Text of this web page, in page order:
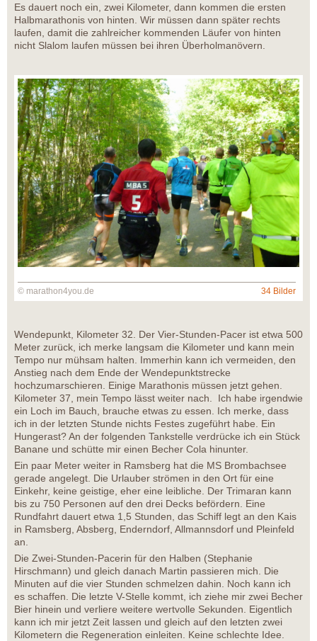
Es dauert noch ein, zwei Kilometer, dann kommen die ersten
Halbmarathonis von hinten. Wir müssen dann später rechts
laufen, damit die zahlreicher kommenden Läufer von hinten
nicht Slalom laufen müssen bei ihren Überholmanövern.
© marathon4you.de 34 Bilder
Wendepunkt, Kilometer 32. Der Vier-Stunden-Pacer ist etwa 500
Meter zurück, ich merke langsam die Kilometer und kann mein
Tempo nur mühsam halten. Immerhin kann ich vermeiden, den
Anstieg nach dem Ende der Wendepunktstrecke
hochzumarschieren. Einige Marathonis müssen jetzt gehen.
Kilometer 37, mein Tempo lässt weiter nach. Ich habe irgendwie
ein Loch im Bauch, brauche etwas zu essen. Ich merke, dass
ich in der letzten Stunde nichts Festes zugeführt habe. Ein
Hungerast? An der folgenden Tankstelle verdrücke ich ein Stück
Banane und schütte mir einen Becher Cola hinunter.
Ein paar Meter weiter in Ramsberg hat die MS Brombachsee
gerade angelegt. Die Urlauber strömen in den Ort für eine
Einkehr, keine geistige, eher eine leibliche. Der Trimaran kann
bis zu 750 Personen auf den drei Decks befördern. Eine
Rundfahrt dauert etwa 1,5 Stunden, das Schiff legt an den Kais
in Ramsberg, Absberg, Enderndorf, Allmannsdorf und Pleinfeld
an.
Die Zwei-Stunden-Pacerin für den Halben (Stephanie
Hirschmann) und gleich danach Martin passieren mich. Die
Minuten auf die vier Stunden schmelzen dahin. Noch kann ich
es schaffen. Die letzte V-Stelle kommt, ich ziehe mir zwei Becher
Bier hinein und verliere weitere wertvolle Sekunden. Eigentlich
kann ich mir jetzt Zeit lassen und gleich auf den letzten zwei
Kilometern die Regeneration einleiten. Keine schlechte Idee.